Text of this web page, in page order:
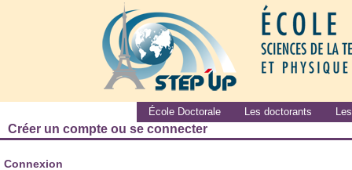
École Doctorale Les doctorants
Créer un compte ou se connecter
Connexion